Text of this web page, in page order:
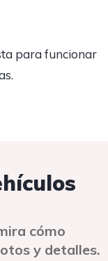
para funcionar
cómo
y detalles.